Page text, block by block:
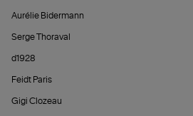
Aurélie Bidermann
Serge Thoraval
d1928
Feidt Paris
Gigi Clozeau